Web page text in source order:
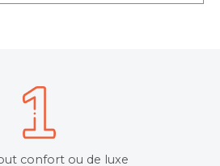
confort ou de luxe